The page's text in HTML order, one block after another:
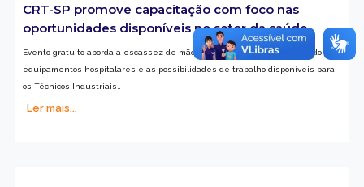
CRT-SP promove capacitação com foco nas
oportunidades disponíveis no setor da saúde
Evento gratuito aborda a escassez de mão de obra qualificada no mercado de
equipamentos hospitalares e as possibilidades de trabalho disponíveis para
os Técnicos Industriais…
Ler mais...